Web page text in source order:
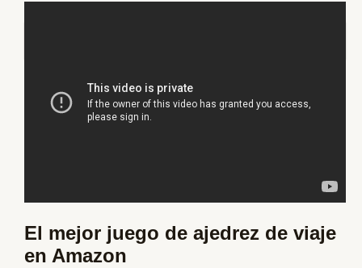
El mejor juego de ajedrez de viaje
en Amazon